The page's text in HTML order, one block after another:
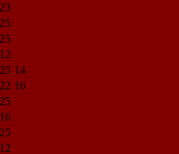
23
25
25
12
25 14
22 16
25
16
25
12